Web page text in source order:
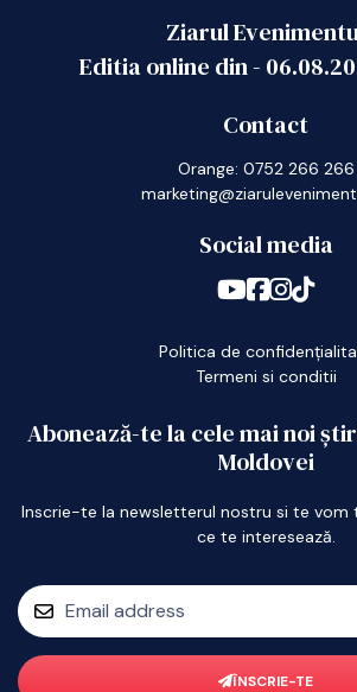
Ziarul
Editia online din -
Contact
Orange: 0752 266 266
Social media
Politica de
Termeni si conditii
Abonează-te la cele mai noi
Moldovei
Inscrie-te la newsletterul nostru si te
ce te interesează.
ÎNSCRIE-TE